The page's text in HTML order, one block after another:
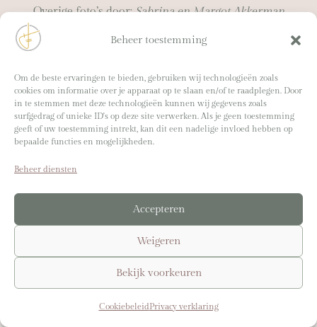
Beheer toestemming
Om de beste ervaringen te bieden, gebruiken wij technologieën zoals
cookies om informatie over je apparaat op te slaan en/of te raadplegen. Door
in te stemmen met deze technologieën kunnen wij gegevens zoals
surfgedrag of unieke ID's op deze site verwerken. Als je geen toestemming
geeft of uw toestemming intrekt, kan dit een nadelige invloed hebben op
bepaalde functies en mogelijkheden.
Beheer diensten
Accepteren
Weigeren
Bekijk voorkeuren
CookiebeleidPrivacy verklaring
Overige foto’s door:Sabrina en Margot Akkerman
lightwork@sabrinaakkerman.nl
© 2025-2026 Sabrina Akkerman. Alle rechten